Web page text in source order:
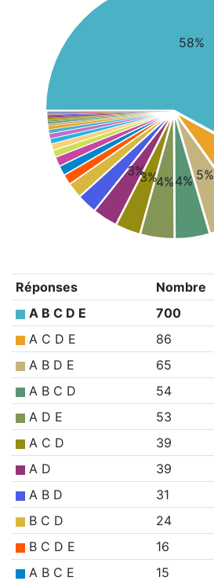
58%
5%
4%
4%
3%
3%
Réponses Nombre
A B C D E
700
A C D E
86
A B D E
65
A B C D
54
A D E
53
A C D
39
A D
39
A B D
31
B C D
24
B C D E
16
A B C E
15